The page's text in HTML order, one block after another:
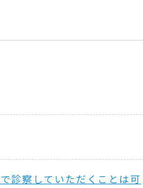
診察していただくことは可